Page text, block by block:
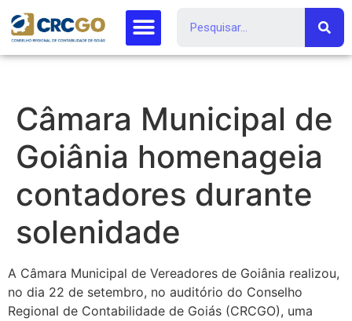
Câmara Municipal de
Goiânia homenageia
contadores durante
solenidade
A Câmara Municipal de Vereadores de Goiânia realizou,
no dia 22 de setembro, no auditório do Conselho
Regional de Contabilidade de Goiás (CRCGO), uma